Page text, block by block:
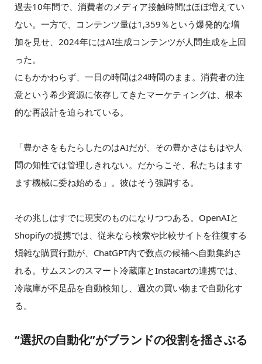
過去10年間で、消費者のメディア接触時間はほぼ増えてい
ない。一方で、コンテンツ量は1,359％という爆発的な増
加を見せ、2024年にはAI生成コンテンツが人間生成を上回
った。
にもかかわらず、一日の時間は24時間のまま。消費者の注
意という希少資源に依存してきたマーケティングは、根本
的な再設計を迫られている。
「豊かさをもたらしたのはAIだが、その豊かさはもはや人
間の知性では管理しきれない。だからこそ、私たちはます
ます機械に委ね始める」。彼はそう強調する。
その兆しはすでに現実のものになりつつある。OpenAIと
Shopifyの提携では、従来なら検索や比較サイトを往復する
煩雑な購買行動が、ChatGPT内で数点の候補へ自動集約さ
れる。サムスンのスマート冷蔵庫とInstacartの連携では、
冷蔵庫が不足品を自動検知し、週次の買い物まで自動化す
る。
“選択の自動化”がブランドの役割を揺さぶる